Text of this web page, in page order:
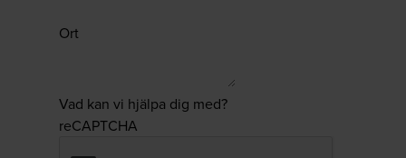
Ort
Vad kan vi hjälpa dig med?
reCAPTCHA